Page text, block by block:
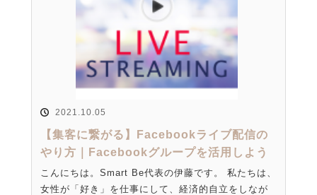
2021.10.05
【集客に繋がる】Facebookライブ配信の
やり方｜Facebookグループを活用しよう
こんにちは。Smart Be代表の伊藤です。 私たちは、
女性が「好き」を仕事にして、経済的自立をしなが